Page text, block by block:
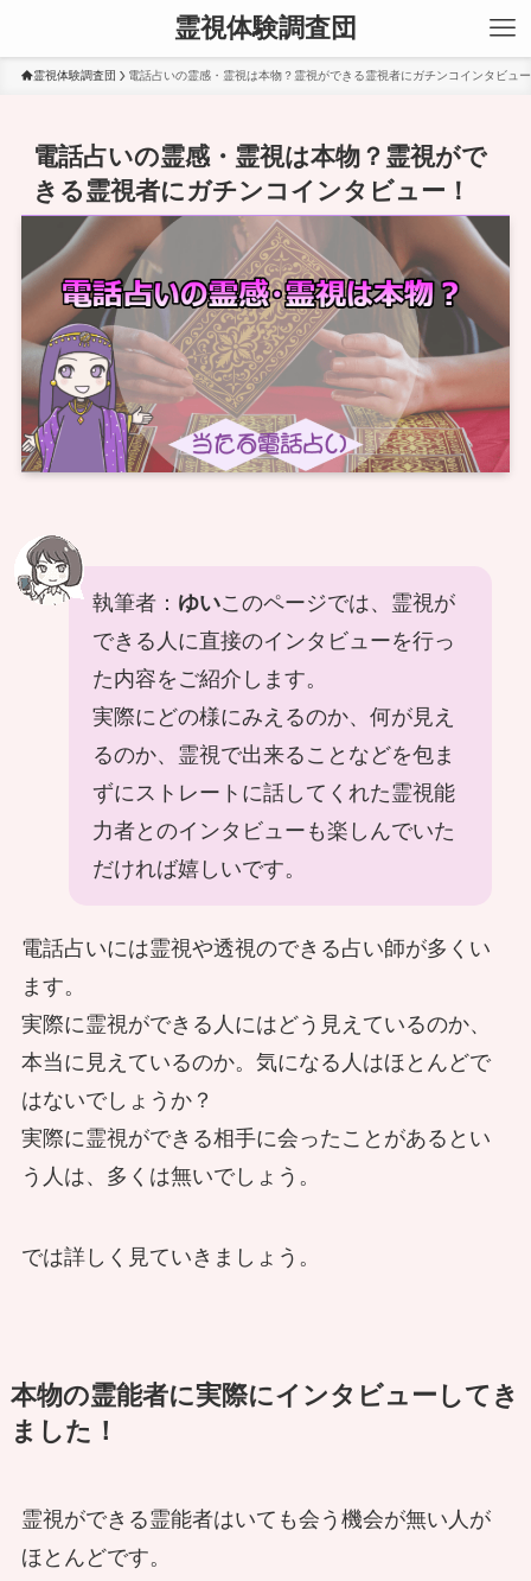
霊視体験調査団
霊視体験調査団 電話占いの霊感・霊視は本物？霊視ができる霊視者にガチンコインタビュ
電話占いの霊感・霊視は本物？霊視がで
きる霊視者にガチンコインタビュー！
執筆者： ゆいこのページでは、霊視が
できる人に直接のインタビューを行っ
た内容をご紹介します。
実際にどの様にみえるのか、何が見え
るのか、霊視で出来ることなどを包ま
ずにストレートに話してくれた霊視能
力者とのインタビューも楽しんでいた
だければ嬉しいです。
電話占いには霊視や透視のできる占い師が多くい
ます。
実際に霊視ができる人にはどう見えているのか、
本当に見えているのか。気になる人はほとんどで
はないでしょうか？
実際に霊視ができる相手に会ったことがあるとい
う人は、多くは無いでしょう。
では詳しく見ていきましょう。
本物の霊能者に実際にインタビューしてき
ました！
霊視ができる霊能者はいても会う機会が無い人が
ほとんどです。